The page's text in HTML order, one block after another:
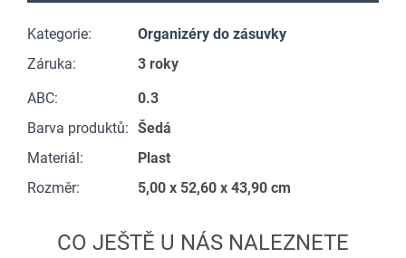
Kategorie:
Organizéry do zásuvky
Záruka:
3 roky
ABC:
0.3
Barva produktů: Šedá
Materiál:
Plast
Rozměr: 5,00 x 52,60 x 43,90 cm